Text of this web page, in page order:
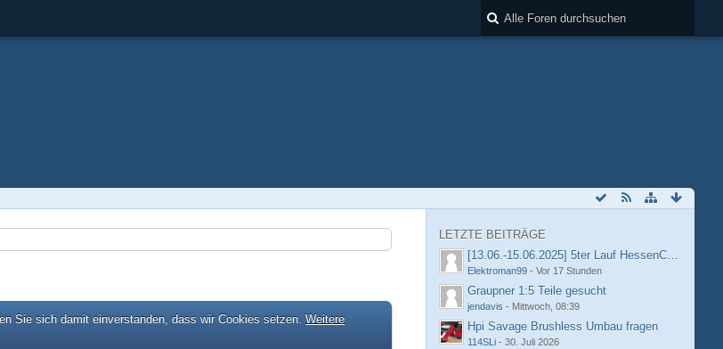
Sie sich damit einverstanden, dass wir Cookies setzen. Weitere
LETZTE BEITRÄGE
[13.06.-15.06.2025] 5ter Lauf HessenCup OR8 /
Elektroman99 - Vor 17 Stunden
Graupner 1:5 Teile gesucht
jendavis - Mittwoch, 08:39
Hpi Savage Brushless Umbau fragen
114SLi - 30. Juli 2026